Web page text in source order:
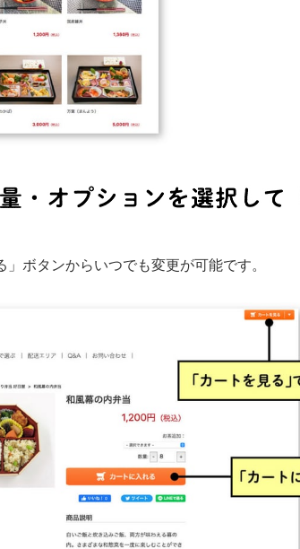
ボタンからいつでも変更が可能です。